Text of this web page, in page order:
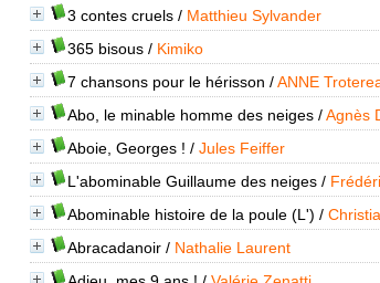
3 contes cruels/ Matthieu Sylvander
365 bisous/ Kimiko
7 chansons pour le hérisson /ANNE
Abo, le minable homme des neiges/Agnès
Aboie, Georges ! / Jules Feiffer
L'abominable Guillaume des neiges/
Abominable histoire de la poule (L') /
Abracadanoir/ Nathalie Laurent